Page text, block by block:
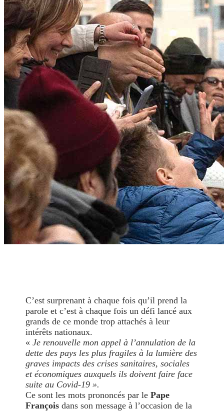
C’est surprenant à chaque fois qu’il prend la
parole et c’est à chaque fois un défi lancé aux
grands de ce monde trop attachés à leur
intérêts nationaux.
«Je renouvelle mon appel à l’annulation de la
dette des pays les plus fragiles à la lumière des
graves impacts des crises sanitaires, sociales
et économiques auxquels ils doivent faire face
suite au Covid-19 ».
Ce sont les mots prononcés par lePape
François dans son message à l’occasion de la